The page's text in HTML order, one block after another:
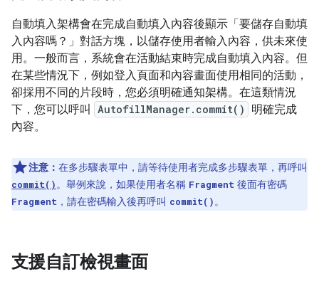
自動填入架構會在完成自動填入內容後顯示「要儲存自動填
入內容嗎？」對話方塊，以儲存使用者輸入內容，供未來使
用。一般而言，系統會在活動結束時完成自動填入內容。但
在某些情況下，例如登入頁面和內容畫面使用相同的活動，
卻採用不同的片段時，您必須明確通知架構。在這類情況
下，您可以呼叫
AutofillManager.commit()
明確完成
內容。
注意： 在多步驟表單中，請等待使用者完成多步驟表單，再呼叫
commit()。舉例來說，如果使用者名稱 Fragment 後面有密碼
Fragment ，請在密碼輸入後再呼叫 commit()。
支援自訂檢視畫面